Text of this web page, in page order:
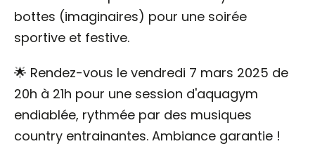
bottes (imaginaires) pour une soirée
sportive et festive.
🌟 Rendez-vous le vendredi 7 mars 2025 de
20h à 21h pour une session d'aquagym
endiablée, rythmée par des musiques
country entrainantes. Ambiance garantie !